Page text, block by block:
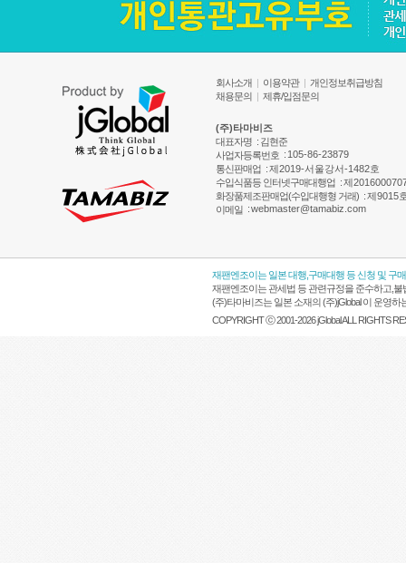
회사소개 | 이용약관 | 개인정보취급방침
채용문의 | 제휴/입점문의
(주)타마비즈
대표자명 : 김현준
사업자등록번호 : 105-86-23879
통신판매업 :제2019-서울강서-1482호
수입식품등 인터넷구매대행업 :제
화장품제조판매업(수입대행형 거래) :제9015
이메일 :webmaster@tamabiz.com
재팬엔조이는 일본 대행,구매대행 등 신청 및 구
재팬엔조이는 관세법 등 관련규정을 준수하고,
(주)타마비즈는 일본 소재의 (주)jGlobal 이 운영
COPYRIGHT ⓒ 2001-2026 jGlobal ALL RIGHTS